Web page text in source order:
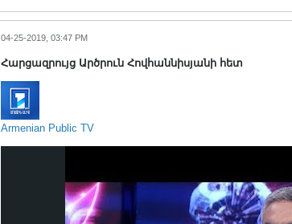
04-25-2019, 03:47 PM
Հարցազրույց Արծրուն Հովհաննիսյանի հետ
Armenian Public TV